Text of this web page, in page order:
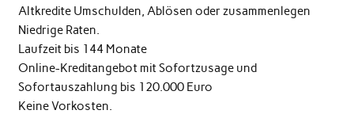
Altkredite Umschulden, Ablösen oder zusammenlegen
Niedrige Raten.
Laufzeit bis 144 Monate
Online-Kreditangebot mit Sofortzusage und
Sofortauszahlung bis 120.000 Euro
Keine Vorkosten.